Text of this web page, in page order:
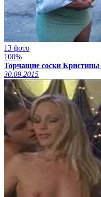
13 фото
100%
Торчащие соски Кристины
30.09.2015